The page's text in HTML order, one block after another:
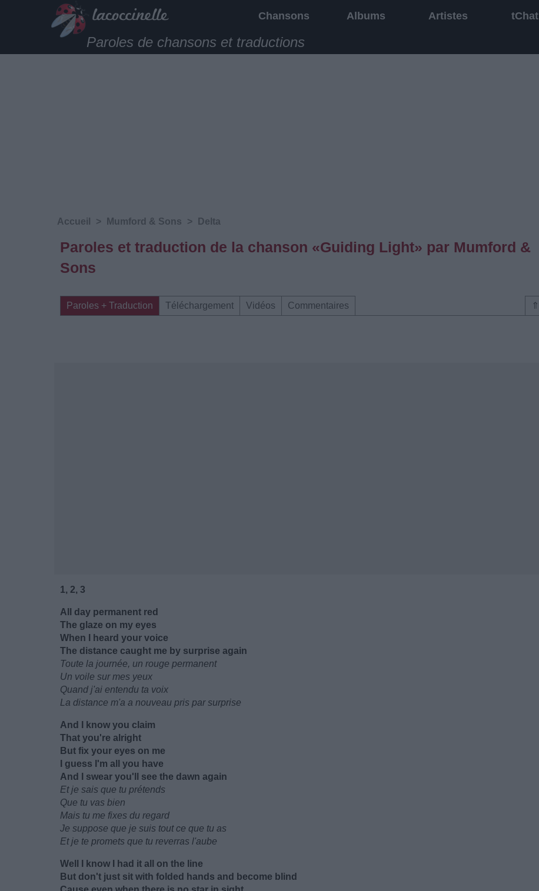
Chansons Albums Artistes tChat
Paroles de chansons et traductions
Accueil > Mumford & Sons > Delta
Paroles et traduction de la chanson «Guiding Light» par Mumford &
Sons
⇑
Paroles + Traduction Téléchargement Vidéos Commentaires
1, 2, 3
All day permanent red
The glaze on my eyes
When I heard your voice
The distance caught me by surprise again
Toute la journée, un rouge permanent
Un voile sur mes yeux
Quand j'ai entendu ta voix
La distance m'a a nouveau pris par surprise
And I know you claim
That you're alright
But fix your eyes on me
I guess I'm all you have
And I swear you'll see the dawn again
Et je sais que tu prétends
Que tu vas bien
Mais tu me fixes du regard
Je suppose que je suis tout ce que tu as
Et je te promets que tu reverras l'aube
Well I know I had it all on the line
But don't just sit with folded hands and become blind